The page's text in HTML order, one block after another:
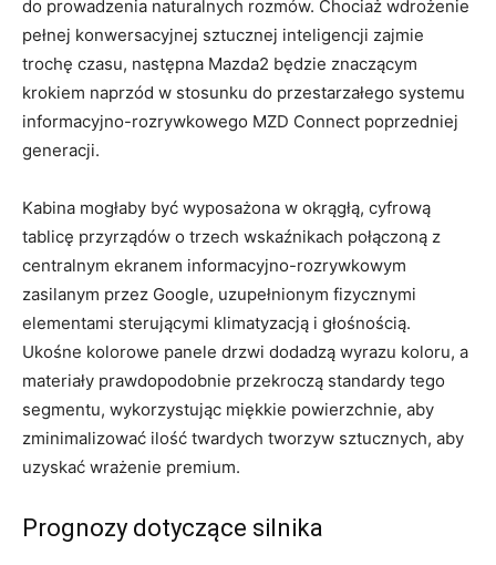
do prowadzenia naturalnych rozmów. Chociaż wdrożenie
pełnej konwersacyjnej sztucznej inteligencji zajmie
trochę czasu, następna Mazda2 będzie znaczącym
krokiem naprzód w stosunku do przestarzałego systemu
informacyjno-rozrywkowego MZD Connect poprzedniej
generacji.
Kabina mogłaby być wyposażona w okrągłą, cyfrową
tablicę przyrządów o trzech wskaźnikach połączoną z
centralnym ekranem informacyjno-rozrywkowym
zasilanym przez Google, uzupełnionym fizycznymi
elementami sterującymi klimatyzacją i głośnością.
Ukośne kolorowe panele drzwi dodadzą wyrazu koloru, a
materiały prawdopodobnie przekroczą standardy tego
segmentu, wykorzystując miękkie powierzchnie, aby
zminimalizować ilość twardych tworzyw sztucznych, aby
uzyskać wrażenie premium.
Prognozy dotyczące silnika